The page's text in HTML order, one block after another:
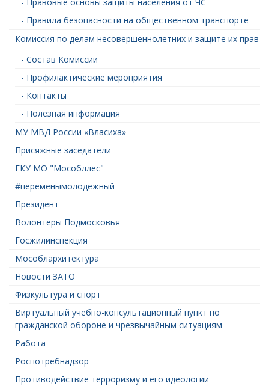
- Правила безопасности на общественном транспорте
Комиссия по делам несовершеннолетних и защите их прав
- Состав Комиссии
- Профилактические мероприятия
- Контакты
- Полезная информация
МУ МВД России «Власиха»
Присяжные заседатели
ГКУ МО "Мособллес"
#переменымолодежный
Президент
Волонтеры Подмосковья
Госжилинспекция
Мособлархитектура
Новости ЗАТО
Физкультура и спорт
Виртуальный учебно-консультационный пункт по
гражданской обороне и чрезвычайным ситуациям
Работа
Роспотребнадзор
Противодействие терроризму и его идеологии